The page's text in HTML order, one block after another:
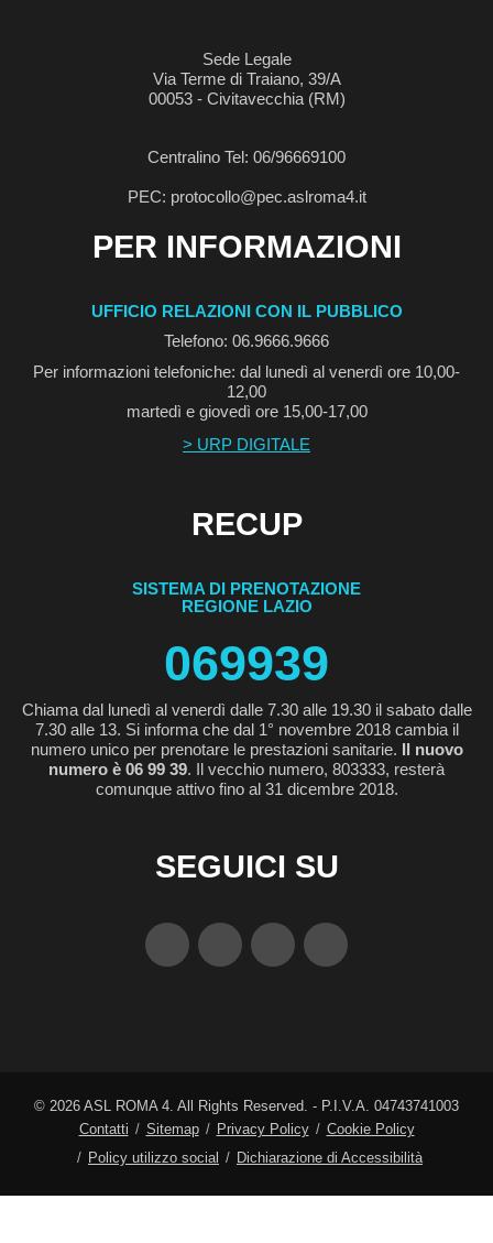
Sede Legale
Via Terme di Traiano, 39/A
00053 - Civitavecchia (RM)
Centralino Tel: 06/96669100
PEC: protocollo@pec.aslroma4.it
PER INFORMAZIONI
UFFICIO RELAZIONI CON IL PUBBLICO
Telefono: 06.9666.9666
Per informazioni telefoniche: dal lunedì al venerdì ore 10,00-
12,00
martedì e giovedì ore 15,00-17,00
> URP DIGITALE
RECUP
SISTEMA DI PRENOTAZIONE
REGIONE LAZIO
069939
Chiama dal lunedì al venerdì dalle 7.30 alle 19.30 il sabato dalle
7.30 alle 13. Si informa che dal 1° novembre 2018 cambia il
numero unico per prenotare le prestazioni sanitarie. Il nuovo
numero è 06 99 39. Il vecchio numero, 803333, resterà
comunque attivo fino al 31 dicembre 2018.
SEGUICI SU
© 2026 ASL ROMA 4. All Rights Reserved. - P.I.V.A. 04743741003
Contatti
Sitemap Privacy Policy
Cookie Policy
Policy utilizzo social
Dichiarazione di Accessibilità